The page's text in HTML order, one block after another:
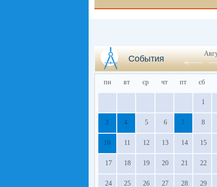
События
пн вт ср чт пт сб
1
3 4 5 6 7 8
10 11 12 13 14 15
17 18 19 20 21 22
24 25 26 27 28 29